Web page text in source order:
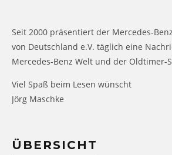
Seit 2000 präsentiert der Mercedes-
von Deutschland e.V. täglich eine
Mercedes-Benz Welt und der Oldtimer-
Viel Spaß beim Lesen wünscht
Jörg Maschke
ÜBERSICHT